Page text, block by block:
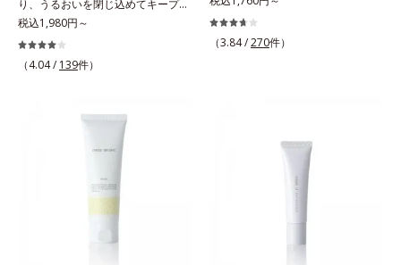
高めて、ハリ感あふれる肌へと導き
ます。うるおいに満ちたゆらがない
肌をご体感いただくために設計され
た3ステップで、いつも力強く美し
ている状態*2 年齢に応じたお手入
れのこと*3 デクスパンテノール
W*4 2022年5月 Mintel社データベ
ース及び先行技術調査による当社調
べ*5 オトギリソウエキス配合＝肌
にうるおいを与え、うるおいに満ち
り、うるおいを閉じ込めてキープす
る美白(*2)保湿液。業界初(*3)知見
「メラニンの第三のルート」である
「横のひろがり」に着目して、全方
てしまった紫外線ダメージをきっか
けに、肌深く(*6)では「メラニンに
じみ(*7)」が発現。シミやそばかす
という「点」だけでなく、透明感の
なさなどの「面」での透明感を阻害
する原因を引き起こしていることが
ライト シリーズは「メラニンにじ
税込1,980円～
（4.04 / 139件）
粧水。業界初(*4)知見「メラニンの
第三のルート」である「横のひろが
現。シミやそばかすという「点」だ
けでなく、透明感のなさなどの
「面」での透明感を阻害する原因を
引き起こしていることがわかりまし
た。そこでオルビス ブライト シリ
ーズは「メラニンにじみ」に着目し
て「高圧処理ビタミンC(*7)」を採
（3.84 /270件）